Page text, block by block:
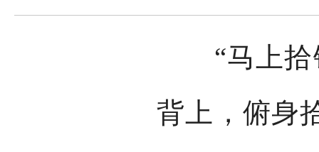
“马上拾
背上，俯身